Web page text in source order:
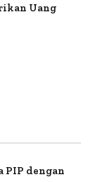
Uang
PIP dengan